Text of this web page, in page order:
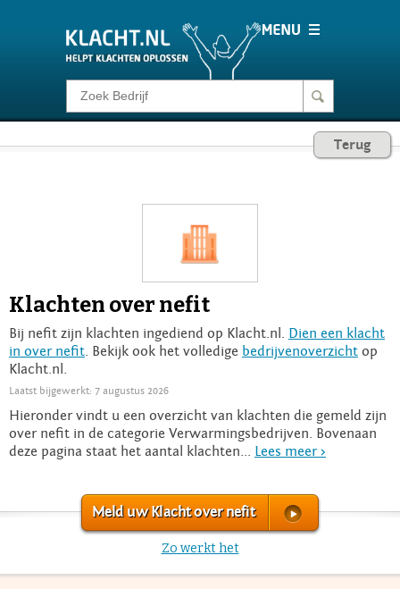
Klacht melden
Login
Terug
Klachten over nefit
Bij nefit zijn klachten ingediend op Klacht.nl. Dien een klacht
in over nefit . Bekijk ook het volledige bedrijvenoverzicht op
Klacht.nl.
Laatst bijgewerkt: 7 augustus 2026
Hieronder vindt u een overzicht van klachten die gemeld zijn
over nefit in de categorie Verwarmingsbedrijven. Bovenaan
deze pagina staat het aantal klachten... Lees meer >
Meld uw Klacht over nefit
Zo werkt het